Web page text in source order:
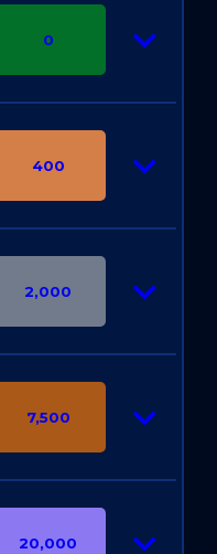
0
400
2,000
7,500
20,000